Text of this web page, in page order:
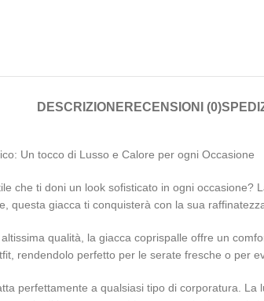
DESCRIZIONE RECENSIONI (0)
Un tocco di Lusso e Calore per ogni Occasione
che ti doni un look sofisticato in ogni occasione?
questa giacca ti conquisterà con la sua
qualità, la giacca coprispalle offre un
rendendolo perfetto per le serate fresche o per
perfettamente a qualsiasi tipo di corporatura. La